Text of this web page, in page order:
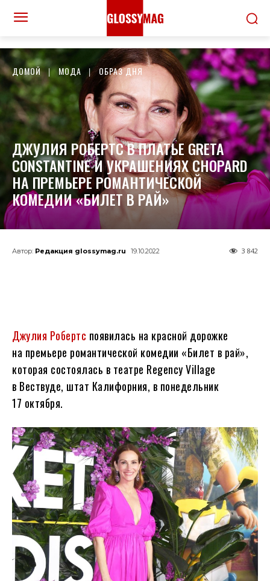
ДОМОЙ МОДА ОБРАЗ ДНЯ
ДЖУЛИЯ РОБЕРТС В ПЛАТЬЕ GRETA
CONSTANTINE И УКРАШЕНИЯХ CHOPARD
НА ПРЕМЬЕРЕ РОМАНТИЧЕСКОЙ
КОМЕДИИ «БИЛЕТ В РАЙ»
Автор: Редакция glossymag.ru 19.10.2022 3 842
Джулия Робертс появилась на красной дорожке
на премьере романтической комедии «Билет в рай»,
которая состоялась в театре Regency Village
в Вествуде, штат Калифорния, в понедельник
17 октября.